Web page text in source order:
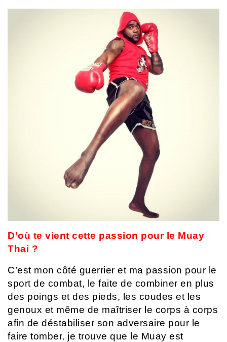
D’où te vient cette passion pour le Muay
Thai ?
C’est mon côté guerrier et ma passion pour le
sport de combat, le faite de combiner en plus
des poings et des pieds, les coudes et les
genoux et même de maîtriser le corps à corps
afin de déstabiliser son adversaire pour le
faire tomber, je trouve que le Muay est